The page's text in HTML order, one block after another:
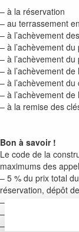
– à la réservation
– au terrassement
– à l’achèvement
– à l’achèvement
– à l’achèvement
– à l’achèvement
– à l’achèvement
– à l’achèvement
– à la remise des
Bon à savoir !
Le code de la
maximums des
– 5 % du prix total
réservation, dépôt
– 35 % à
– 70 % à la mise
– 95 % à